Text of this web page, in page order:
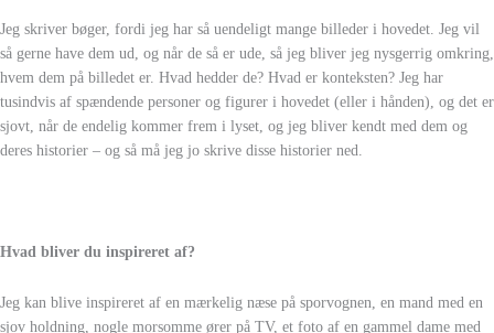
Jeg skriver bøger, fordi jeg har så uendeligt mange billeder i hovedet. Jeg vil
så gerne have dem ud, og når de så er ude, så jeg bliver jeg nysgerrig omkring,
hvem dem på billedet er. Hvad hedder de? Hvad er konteksten? Jeg har
tusindvis af spændende personer og figurer i hovedet (eller i hånden), og det er
sjovt, når de endelig kommer frem i lyset, og jeg bliver kendt med dem og
deres historier – og så må jeg jo skrive disse historier ned.
Hvad bliver du inspireret af?
Jeg kan blive inspireret af en mærkelig næse på sporvognen, en mand med en
sjov holdning, nogle morsomme ører på TV, et foto af en gammel dame med